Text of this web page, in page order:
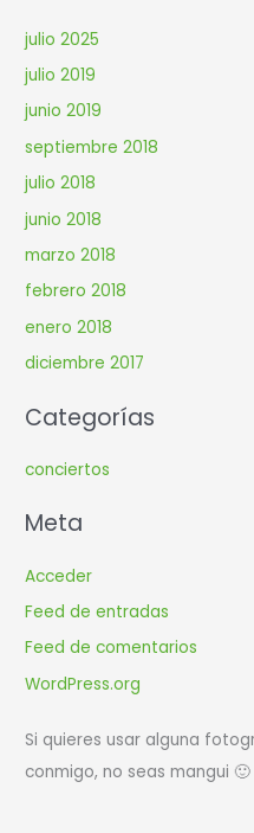
julio 2025
julio 2019
junio 2019
septiembre 2018
julio 2018
junio 2018
marzo 2018
febrero 2018
enero 2018
diciembre 2017
Categorías
conciertos
Meta
Acceder
Feed de entradas
Feed de comentarios
WordPress.org
Si quieres usar alguna
conmigo, no seas mangui 🙂